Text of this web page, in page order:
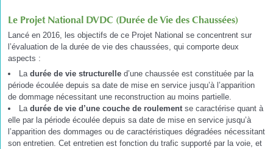
Le Projet National DVDC (Durée de Vie des Chaussées)
Lancé en 2016, les objectifs de ce Projet National se concentrent sur
l’évaluation de la durée de vie des chaussées, qui comporte deux
aspects :
La durée de vie structurelle d’une chaussée est constituée par la
période écoulée depuis sa date de mise en service jusqu’à l’apparition
de dommage nécessitant une reconstruction au moins partielle.
La durée de vie d’une couche de roulementse caractérise quant à
elle par la période écoulée depuis sa date de mise en service jusqu’à
l’apparition des dommages ou de caractéristiques dégradées nécessitant
son entretien. Cet entretien est fonction du trafic supporté par la voie, et